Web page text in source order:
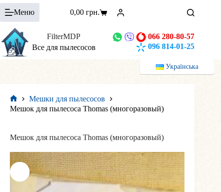
Перейти
сути
Меню Корзина
0,00грн.
FilterMDP
Все для пылесосов
066 280-80-57
096 814-01-25
Українська
Главная
Мешки для пылесосов
Мешок для пылесоса Thomas (многоразовый)
Мешок для пылесоса Thomas (многоразовый)